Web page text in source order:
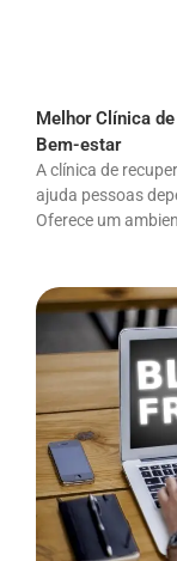
Melhor Clínica
Bem-estar
A clínica de
ajuda pessoas
Oferece um